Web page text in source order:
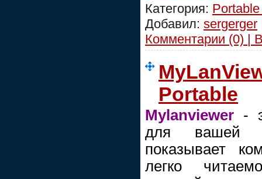
Категория:
Добавил: sergerger
Комментарии (0) |
Portable
Mylanviewer -
для вашей
показывает
легко